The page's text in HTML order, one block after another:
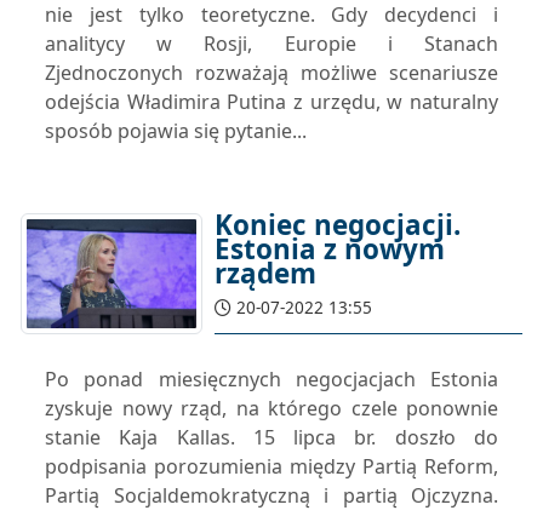
nie jest tylko teoretyczne. Gdy decydenci i
analitycy w Rosji, Europie i Stanach
Zjednoczonych rozważają możliwe scenariusze
odejścia Władimira Putina z urzędu, w naturalny
sposób pojawia się pytanie...
Koniec negocjacji.
Estonia z nowym
rządem
20-07-2022 13:55
Po ponad miesięcznych negocjacjach Estonia
zyskuje nowy rząd, na którego czele ponownie
stanie Kaja Kallas. 15 lipca br. doszło do
podpisania porozumienia między Partią Reform,
Partią Socjaldemokratyczną i partią Ojczyzna.